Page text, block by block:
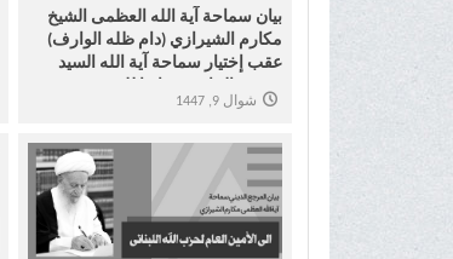
بیان سماحة آیة الله العظمی الشیخ
مکارم الشیرازي (دام ظله الوارف)
عقب إختیار سماحة آیة الله السید
الإسلامیة
شوال 9, 1447